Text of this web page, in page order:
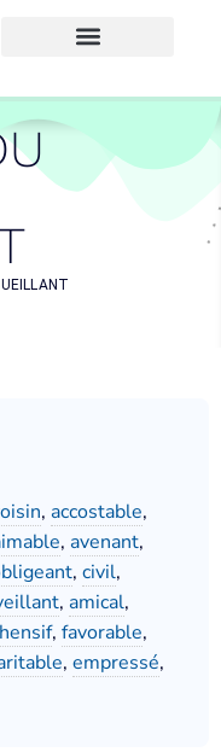
, accostable,
, avenant,
, civil,
, amical,
, favorable,
, empressé,